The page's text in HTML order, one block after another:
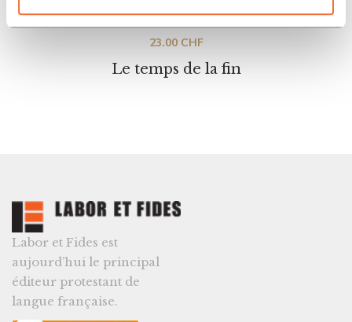
Le temps de la fin
Bible
23.00 CHF
Labor et Fides est
aujourd’hui le principal
éditeur protestant de
langue française.